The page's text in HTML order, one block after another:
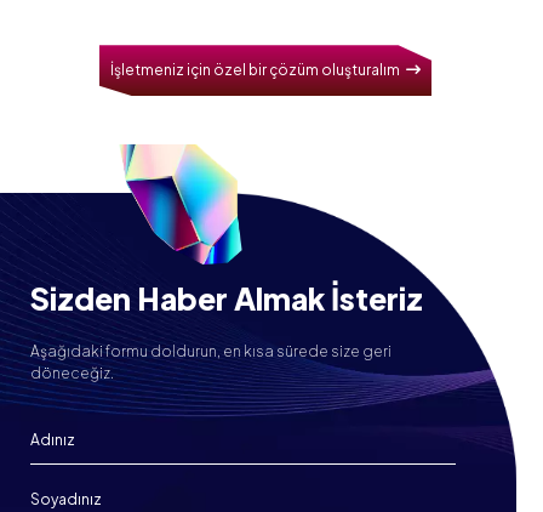
İşletmeniz için özel bir çözüm oluşturalım
Sizden Haber Almak İsteriz
Aşağıdaki formu doldurun, en kısa sürede size geri
döneceğiz.